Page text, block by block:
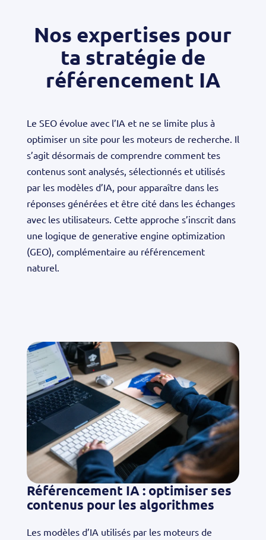
Nos expertises pour
ta stratégie de
référencement IA
Le SEO évolue avec l’IA et ne se limite plus à
optimiser un site pour les moteurs de recherche. Il
s’agit désormais de comprendre comment tes
contenus sont analysés, sélectionnés et utilisés
par les modèles d’IA, pour apparaître dans les
réponses générées et être cité dans les échanges
avec les utilisateurs. Cette approche s’inscrit dans
une logique de generative engine optimization
(GEO), complémentaire au référencement
naturel.
Référencement IA : optimiser ses
contenus pour les algorithmes
Les modèles d’IA utilisés par les moteurs de